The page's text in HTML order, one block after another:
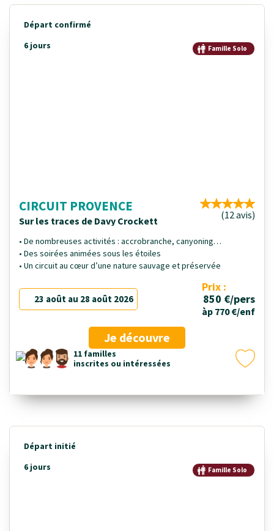
Départ confirmé
6 jours
Famille Solo
CIRCUIT PROVENCE
Sur les traces de Davy Crockett (12 avis)
• De nombreuses activités : accrobranche, canyoning…
• Des soirées animées sous les étoiles
• Un circuit au cœur d’une nature sauvage et préservée
23 août au 28 août 2026
Prix :
850 €/pers
àp 770 €/enf
Je découvre
11 familles
inscrites ou intéressées
Départ initié
6 jours
Famille Solo